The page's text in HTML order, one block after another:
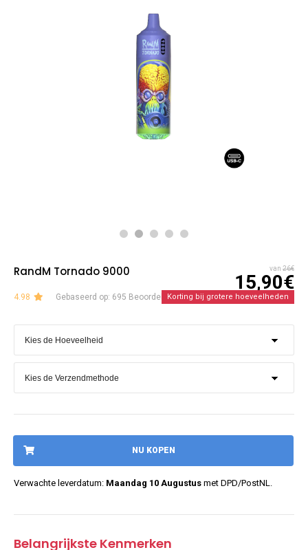
RandM Tornado 9000 van 26€
15,90€
4.98 Gebaseerd op: 695 BeoordelingenKorting bij grotere hoeveelheden
NU KOPEN
Verwachte leverdatum: Maandag 10 Augustus met DPD/PostNL.
Belangrijkste Kenmerken